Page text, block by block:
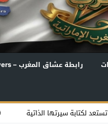
رابطة عشاق المغرب – UAE Morocco Lovers
الذاتية… ومسلسل مرتقب يكشف